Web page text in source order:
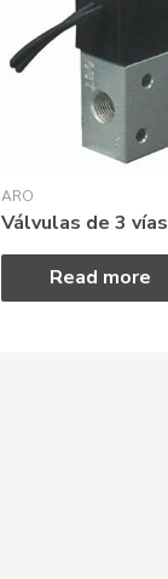
ARO
Válvulas de 3 vías
Read more